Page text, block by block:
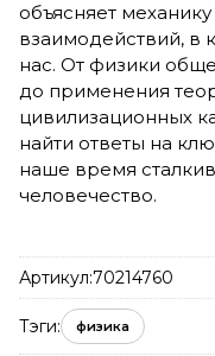
объясняет
взаимодействий, в
нас. От физики
до применения
цивилизационных
найти ответы на
наше время
человечество.
Артикул:70214760
Тэги: физика